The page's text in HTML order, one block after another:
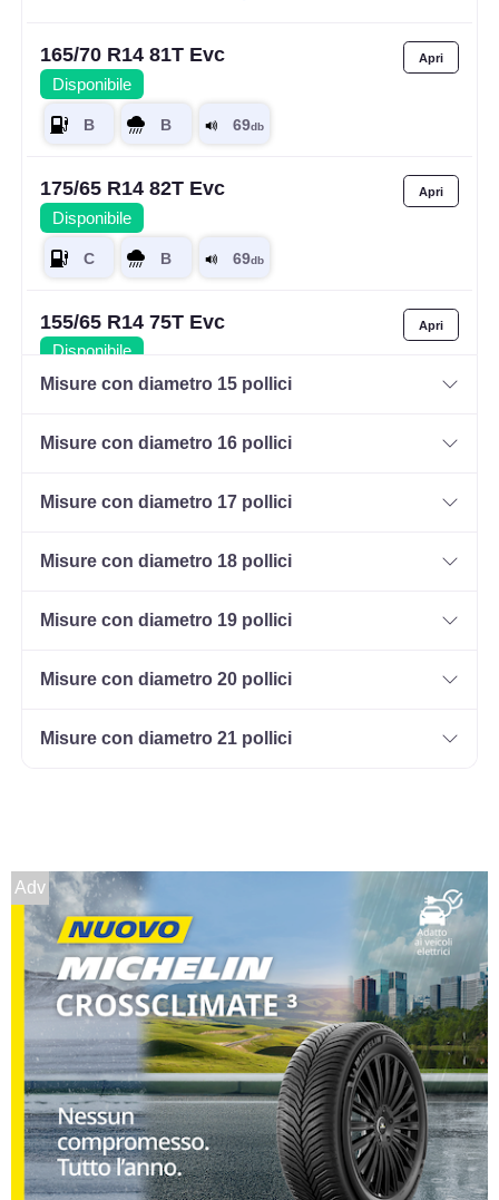
165/70 R14 81T Evc
Disponibile
175/65 R14 82T Evc
Disponibile
155/65 R14 75T Evc
Disponibile
175/65 R14 82H Evc
Disponibile
Misure con diametro 15 pollici
Misure con diametro 16 pollici
Misure con diametro 17 pollici
Misure con diametro 18 pollici
Misure con diametro 19 pollici
Misure con diametro 20 pollici
Misure con diametro 21 pollici
Adv